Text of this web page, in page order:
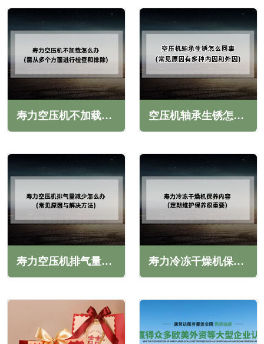
寿力空压机不加载怎么办(需从多个方面进行检查和排除) 空压机轴承生锈怎么回事(常见原因有多种内因和外因)
寿力空压机排气量减少怎么办(常见原因与解决方法) 寿力冷冻干燥机保养内容(定期维护保养很重要)